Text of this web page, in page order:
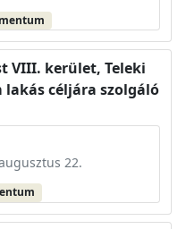
VIII. kerület, Teleki
céljára szolgáló
22.